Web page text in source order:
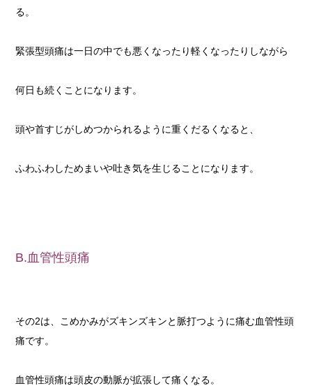
る。
緊張型頭痛は一日の中でも悪くなったり軽くなったりしながら
何日も続くことになります。
頭や首すじがしめつかられるように重くだるくなると、
ふわふわしためまいや吐き気を生じることになります。
B.血管性頭痛
その2は、こめかみがズキンズキンと脈打つように痛む血管性頭
痛です。
血管性頭痛は頭皮の動脈が拡張して痛くなる。